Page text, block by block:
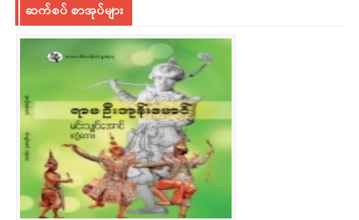
ဆက်စပ် စာအုပ်များ